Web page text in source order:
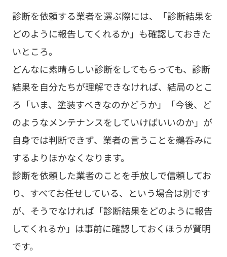
診断を依頼する業者を選ぶ際には、「診断結果を
どのように報告してくれるか」も確認しておきた
いところ。
どんなに素晴らしい診断をしてもらっても、診断
結果を自分たちが理解できなければ、結局のとこ
ろ「いま、塗装すべきなのかどうか」「今後、ど
のようなメンテナンスをしていけばいいのか」が
自身では判断できず、業者の言うことを鵜呑みに
するよりほかなくなります。
診断を依頼した業者のことを手放しで信頼してお
り、すべてお任せしている、という場合は別です
が、そうでなければ「診断結果をどのように報告
してくれるか」は事前に確認しておくほうが賢明
です。